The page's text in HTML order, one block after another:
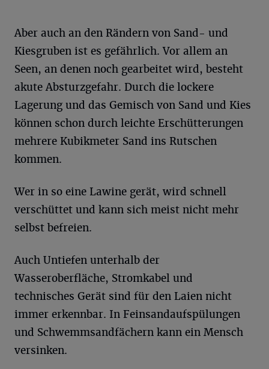
Aber auch an den Rändern von Sand- und
Kiesgruben ist es gefährlich. Vor allem an
Seen, an denen noch gearbeitet wird, besteht
akute Absturzgefahr. Durch die lockere
Lagerung und das Gemisch von Sand und Kies
können schon durch leichte Erschütterungen
mehrere Kubikmeter Sand ins Rutschen
kommen.
Wer in so eine Lawine gerät, wird schnell
verschüttet und kann sich meist nicht mehr
selbst befreien.
Auch Untiefen unterhalb der
Wasseroberfläche, Stromkabel und
technisches Gerät sind für den Laien nicht
immer erkennbar. In Feinsandaufspülungen
und Schwemmsandfächern kann ein Mensch
versinken.